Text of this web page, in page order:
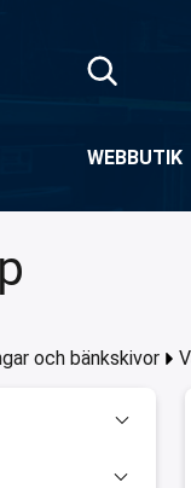
WEBBUTIK
och bänkskivor